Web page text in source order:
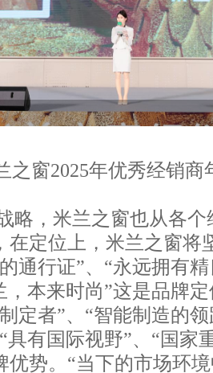
之窗2025年优秀经销商
略，米兰之窗也从各
在定位上，米兰之窗将
通行证”、“永远拥有
，本来时尚”这是品牌
定者”、“智能制造的
具有国际视野”、“国家
优势。“当下的市场环